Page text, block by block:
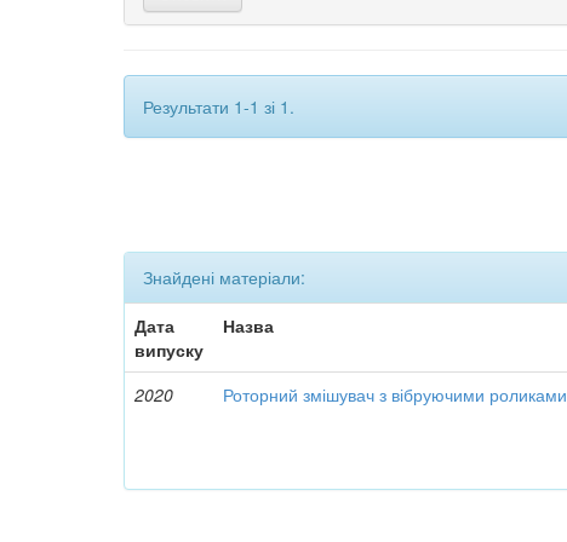
Результати 1-1 зі 1.
Знайдені матеріали:
Дата
випуску
Назва
2020 Роторний змішувач з вібруючими роликами